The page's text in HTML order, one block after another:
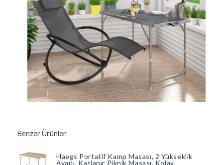
Benzer Ürünler
Haegs Portatif Kamp Masası, 2 Yükseklik
Ayarlı, Katlanır Piknik Masası, Kolay